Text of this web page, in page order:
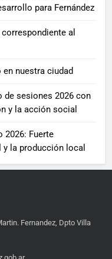
para Fernández
al
nuestra ciudad
de sesiones 2026 con
y la acción social
2026: Fuerte
la producción local
Fernandez, Dpto Villa